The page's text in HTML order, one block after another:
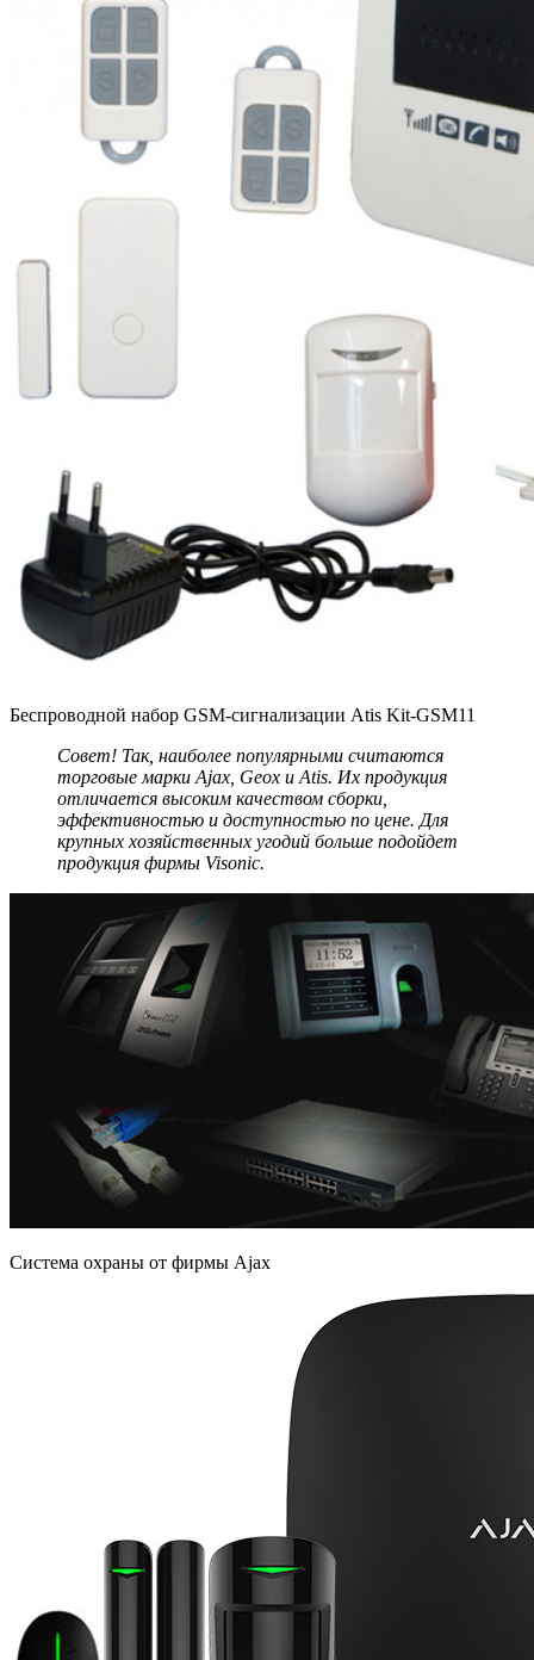
Беспроводной набор GSM-сигнализации Atis Kit-GSM11
Совет! Так, наиболее популярными считаются
торговые марки Ajax, Geox и Atis. Их продукция
отличается высоким качеством сборки,
эффективностью и доступностью по цене. Для
крупных хозяйственных угодий больше подойдет
продукция фирмы Visonic.
Система охраны от фирмы Ajax